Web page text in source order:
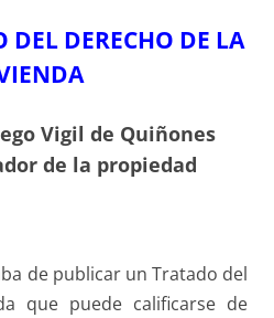
DEL DERECHO DE LA
Vigil de Quiñones
de la propiedad
de publicar un Tratado del
que puede calificarse de